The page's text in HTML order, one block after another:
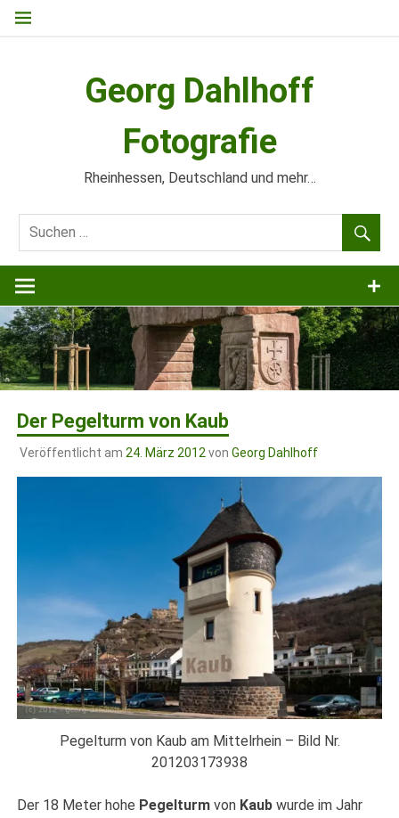
Zum
Georg Dahlhoff
Fotografie
Rheinhessen, Deutschland und mehr…
Der Pegelturm von Kaub
Veröffentlicht am 24. März 2012 von Georg Dahlhoff
Pegelturm von Kaub am Mittelrhein – Bild Nr.
201203173938
Der 18 Meter hohe Pegelturm von Kaub wurde im Jahr